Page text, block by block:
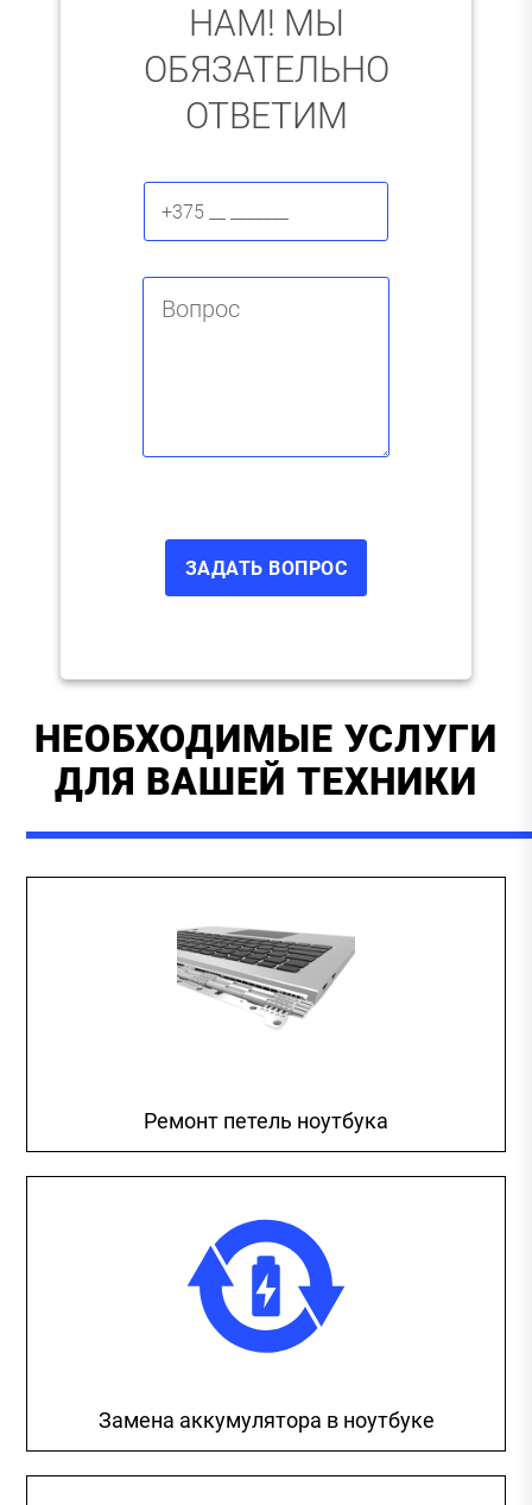
НАМ! МЫ
ОБЯЗАТЕЛЬНО
ОТВЕТИМ
НЕОБХОДИМЫЕ УСЛУГИ
ДЛЯ ВАШЕЙ ТЕХНИКИ
Ремонт петель ноутбука
Замена аккумулятора в ноутбуке